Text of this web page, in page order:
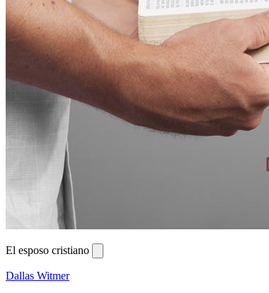
El esposo cristiano
Dallas Witmer